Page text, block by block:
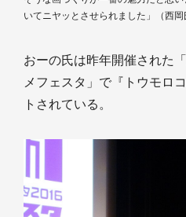
いてニヤッとさせられました」（西岡
おーの氏は昨年開催された
メフェスタ」で『トウモロ
トされている。